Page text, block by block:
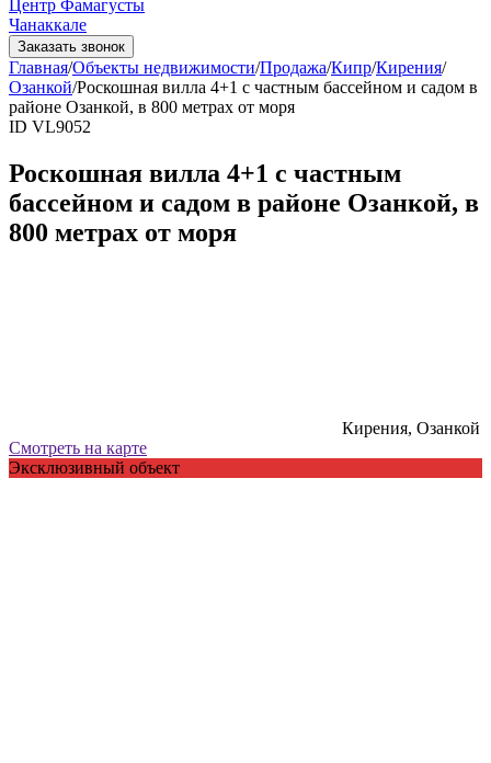
Центр Фамагусты
Чанаккале
Заказать звонок
Главная/Объекты недвижимости/Продажа/Кипр/Кирения/
Озанкой/Роскошная вилла 4+1 с частным бассейном и садом в
районе Озанкой, в 800 метрах от моря
ID VL9052
Роскошная вилла 4+1 с частным
бассейном и садом в районе Озанкой, в
800 метрах от моря
Кирения, Озанкой
Смотреть на карте
Эксклюзивный объект